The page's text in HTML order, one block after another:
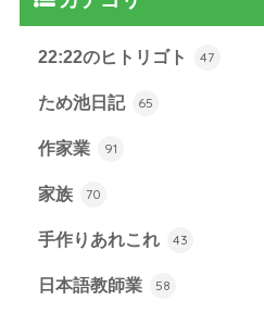
22:22のヒトリゴト 47
ため池日記 65
作家業 91
家族 70
手作りあれこれ 43
日本語教師業 58